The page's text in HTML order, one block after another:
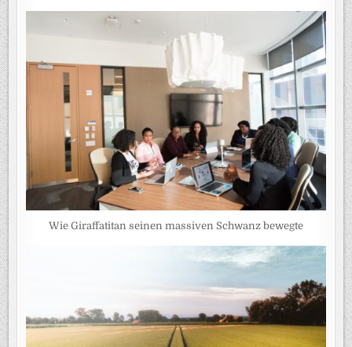
Wie Giraffatitan seinen massiven Schwanz bewegte